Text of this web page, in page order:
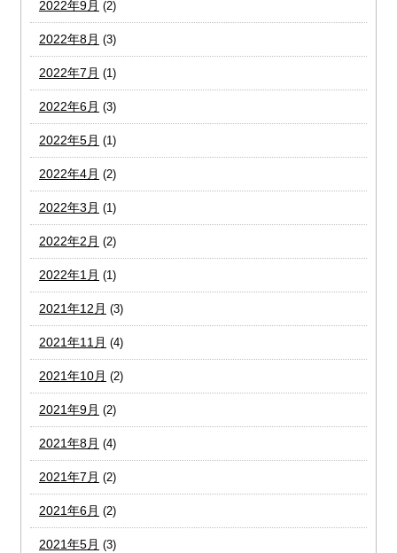
2022年9月 (2)
2022年8月 (3)
2022年7月 (1)
2022年6月 (3)
2022年5月 (1)
2022年4月 (2)
2022年3月 (1)
2022年2月 (2)
2022年1月 (1)
2021年12月 (3)
2021年11月 (4)
2021年10月 (2)
2021年9月 (2)
2021年8月 (4)
2021年7月 (2)
2021年6月 (2)
2021年5月 (3)